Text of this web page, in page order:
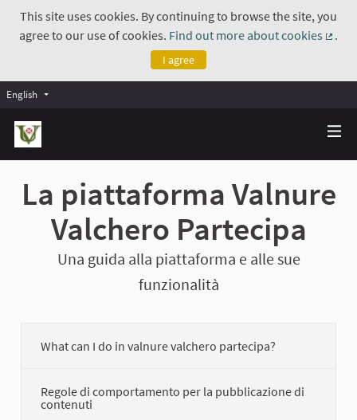
This site uses cookies. By continuing to browse the site, you
agree to our use of cookies. Find out more about cookies
.
I agree
English
La piattaforma Valnure
Valchero Partecipa
Una guida alla piattaforma e alle sue
funzionalità
What can I do in valnure valchero partecipa?
Regole di comportamento per la pubblicazione di
contenuti